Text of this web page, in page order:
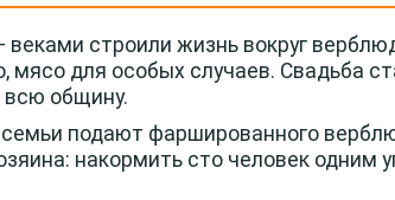
строили жизнь вокруг
мясо для особых случаев. Свадьба
общину.
подают фаршированного
накормить сто человек одним